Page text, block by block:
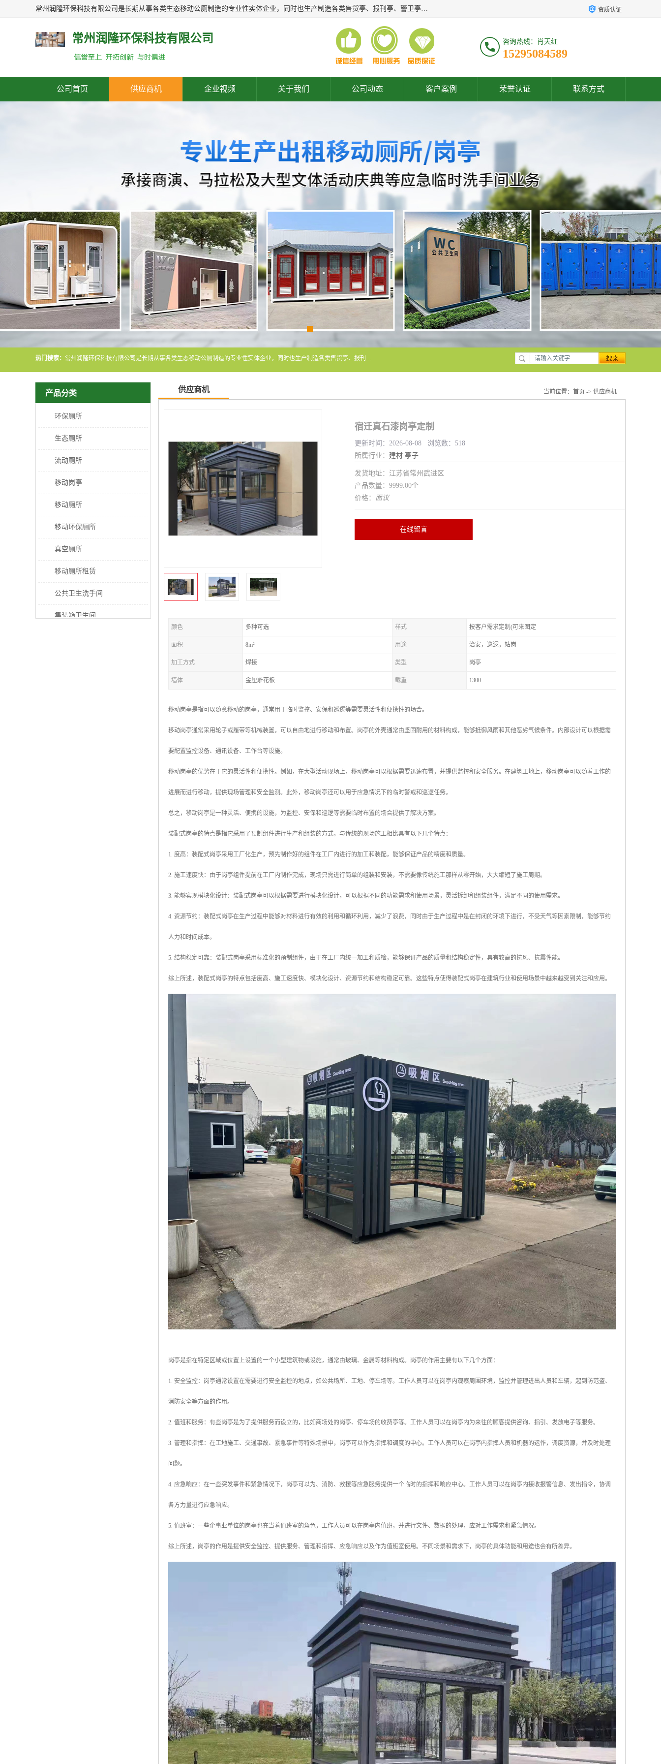
常州润隆环保科技有限公司是长期从事各类生态移动公厕制造的专业性实体企业，同时也生产制造各类售货亭、报刊亭、警卫亭等，我公司将尽全力为各用户在设计、制造、服务上提供快捷满意的全程服务，本公司愿与各用户携手共创辉煌业绩。主要产品：移动厕所;、生态厕所、 环保厕所、 流动厕所、商亭、岗亭、活动板房、移动厕所租赁等； 资质认证
常州润隆环保科技有限公司 咨询热线：肖天红
15295084589
公司首页 供应商机 企业视频 关于我们 公司动态 客户案例 荣誉认证 联系方式
热门搜索： 常州润隆环保科技有限公司是长期从事各类生态移动公厕制造的专业性实体企业，同时也生产制造各类售货亭、报刊亭、警卫亭等，我公司将尽全力为各用户在设计、制造、服务上提供快捷满意的全程服务，本公司愿与各用户携手共创辉煌业绩。主要产品：移动厕所;、生态厕所、 环保厕所、 流动厕所、商亭、岗亭、活动板房、移动厕所租赁等；
产品分类
环保厕所
生态厕所
流动厕所
移动岗亭
移动厕所
移动环保厕所
真空厕所
移动厕所租赁
公共卫生洗手间
集装箱卫生间
供应商机 当前位置： 首页 -> 供应商机
宿迁真石漆岗亭定制
更新时间：2026-08-08 浏览数：518
所属行业： 建材 亭子
发货地址：江苏省常州武进区
产品数量：9999.00个
价格： 面议
在线留言
颜色 多种可选 样式 按客户需求定制(可来图定
面积 8m² 用途 治安，巡逻，站岗
加工方式 焊接 类型 岗亭
墙体 金厘雕花板 载重 1300
移动岗亭是指可以随意移动的岗亭，通常用于临时监控、安保和巡逻等需要灵活性和便携性的场合。
移动岗亭通常采用轮子或履带等机械装置，可以自由地进行移动和布置。岗亭的外壳通常由坚固耐用的材料构成，能够抵御风雨和其他恶劣气候条件。内部设计可以根据需
要配置监控设备、通讯设备、工作台等设施。
移动岗亭的优势在于它的灵活性和便携性。例如，在大型活动现场上，移动岗亭可以根据需要迅速布置，并提供监控和安全服务。在建筑工地上，移动岗亭可以随着工作的
进展而进行移动，提供现场管理和安全监测。此外，移动岗亭还可以用于应急情况下的临时警戒和巡逻任务。
总之，移动岗亭是一种灵活、便携的设施，为监控、安保和巡逻等需要临时布置的场合提供了解决方案。
装配式岗亭的特点是指它采用了预制组件进行生产和组装的方式，与传统的现场施工相比具有以下几个特点：
1. 度高：装配式岗亭采用工厂化生产，预先制作好的组件在工厂内进行的加工和装配，能够保证产品的精度和质量。
2. 施工速度快：由于岗亭组件提前在工厂内制作完成，现场只需进行简单的组装和安装，不需要像传统施工那样从零开始，大大缩短了施工周期。
3. 能够实现模块化设计：装配式岗亭可以根据需要进行模块化设计，可以根据不同的功能需求和使用场景，灵活拆卸和组装组件，满足不同的使用需求。
4. 资源节约：装配式岗亭在生产过程中能够对材料进行有效的利用和循环利用，减少了浪费，同时由于生产过程中是在封闭的环境下进行，不受天气等因素限制，能够节约
人力和时间成本。
5. 结构稳定可靠：装配式岗亭采用标准化的预制组件，由于在工厂内统一加工和质检，能够保证产品的质量和结构稳定性，具有较高的抗风、抗震性能。
综上所述，装配式岗亭的特点包括度高、施工速度快、模块化设计、资源节约和结构稳定可靠。这些特点使得装配式岗亭在建筑行业和使用场景中越来越受到关注和应用。
岗亭是指在特定区域或位置上设置的一个小型建筑物或设施，通常由玻璃、金属等材料构成。岗亭的作用主要有以下几个方面：
1. 安全监控：岗亭通常设置在需要进行安全监控的地点，如公共场所、工地、停车场等。工作人员可以在岗亭内观察周围环境，监控并管理进出人员和车辆，起到防范盗、
消防安全等方面的作用。
2. 值班和服务：有些岗亭是为了提供服务而设立的，比如商场处的岗亭、停车场的收费亭等。工作人员可以在岗亭内为来往的顾客提供咨询、指引、发放电子等服务。
3. 管理和指挥：在工地施工、交通事故、紧急事件等特殊场景中，岗亭可以作为指挥和调度的中心。工作人员可以在岗亭内指挥人员和机器的运作，调度资源，并及时处理
问题。
4. 应急响应：在一些突发事件和紧急情况下，岗亭可以为、消防、救援等应急服务提供一个临时的指挥和响应中心。工作人员可以在岗亭内接收报警信息、发出指令，协调
各方力量进行应急响应。
5. 值班室：一些企事业单位的岗亭也充当着值班室的角色，工作人员可以在岗亭内值班，并进行文件、数据的处理，应对工作需求和紧急情况。
综上所述，岗亭的作用是提供安全监控、提供服务、管理和指挥、应急响应以及作为值班室使用。不同场景和需求下，岗亭的具体功能和用途也会有所差异。